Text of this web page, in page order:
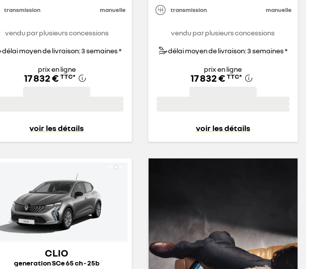
transmission manuelle
vendu par plusieurs concessions
délai moyen de livraison: 3 semaines *
prix en ligne
17 832 € TTC*
voir les détails
transmission manuelle
vendu par plusieurs concessions
délai moyen de livraison: 3 semaines *
prix en ligne
17 832 € TTC*
voir les détails
CLIO
generation SCe 65 ch - 25b